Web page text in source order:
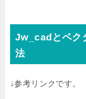
Jw_cadとベク
法
↓参考リンクです。